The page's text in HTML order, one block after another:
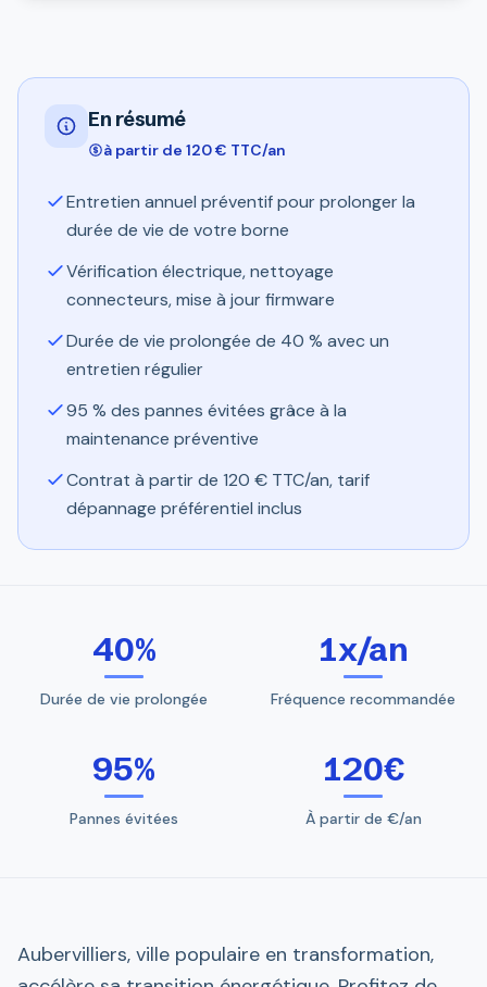
En résumé
à partir de 120 € TTC/an
Entretien annuel préventif pour prolonger la
durée de vie de votre borne
Vérification électrique, nettoyage
connecteurs, mise à jour firmware
Durée de vie prolongée de 40 % avec un
entretien régulier
95 % des pannes évitées grâce à la
maintenance préventive
Contrat à partir de 120 € TTC/an, tarif
dépannage préférentiel inclus
40%
Durée de vie prolongée
1x/an
Fréquence recommandée
95%
Pannes évitées
120€
À partir de €/an
Aubervilliers, ville populaire en transformation,